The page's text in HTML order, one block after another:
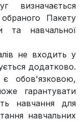
визначається
Пакету
та навчальної
не входить у
додатково.
є обов'язковою,
гарантувати
навчання для
навчальних